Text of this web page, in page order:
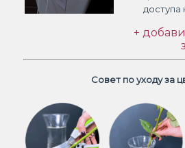
доступа
+
Совет по уходу за